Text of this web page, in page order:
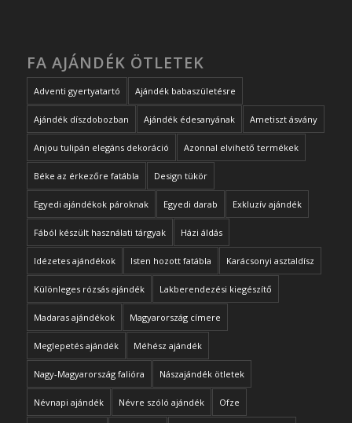
FA AJÁNDÉK ÖTLETEK
Adventi gyertyatartó Ajándék babaszületésre
Ajándék díszdobozban Ajándék édesanyának Ametiszt ásvány
Anjou tulipán elegáns dekoráció Azonnal elvihető termékek
Béke az érkezőre fatábla Design tükör
Egyedi ajándékok pároknak Egyedi darab Exkluzív ajándék
Fából készült használati tárgyak Házi áldás
Idézetes ajándékok Isten hozott fatábla Karácsonyi asztaldísz
Különleges rózsás ajándék Lakberendezési kiegészítő
Madaras ajándékok Magyarország címere
Meglepetés ajándék Méhész ajándék
Nagy-Magyarország falióra Nászajándék ötletek
Névnapi ajándék Névre szóló ajándék Ofze